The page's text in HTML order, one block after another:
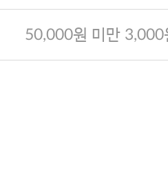
50,000원 미만 3,000